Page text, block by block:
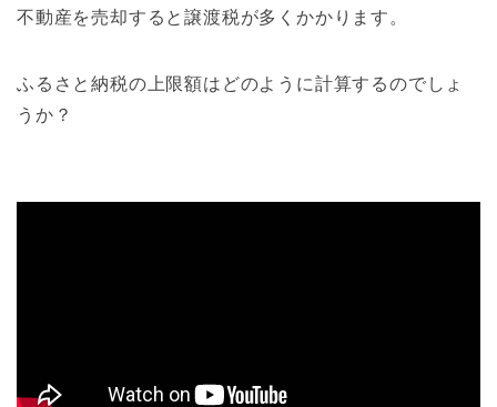
不動産を売却すると譲渡税が多くかかります。
ふるさと納税の上限額はどのように計算するのでしょ
うか？